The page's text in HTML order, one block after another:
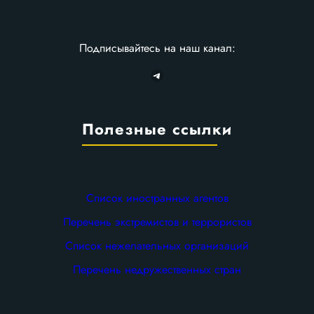
Подписывайтесь на наш канал:
Telegram
Полезные ссылки
Список иностранных агентов
Перечень экстремистов и террористов
Список нежелательных организаций
Перечень недружественных стран